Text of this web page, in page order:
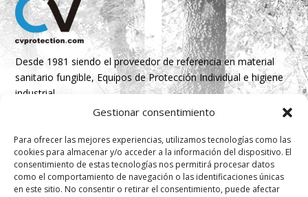
Gestionar consentimiento
Para ofrecer las mejores experiencias, utilizamos tecnologías como las
cookies para almacenar y/o acceder a la información del dispositivo. El
consentimiento de estas tecnologías nos permitirá procesar datos
como el comportamiento de navegación o las identificaciones únicas
en este sitio. No consentir o retirar el consentimiento, puede afectar
Desde 1981 siendo el proveedor de referencia en material
sanitario fungible, Equipos de Protección Individual e higiene
industrial
48340 Amorebieta, Bizkaia, Spain
 N 43º 14’ 10’’ W 2º 45’ 18’’